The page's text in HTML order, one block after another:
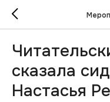
сказала
Настасья